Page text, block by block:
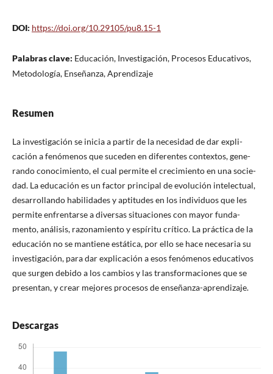
DOI: https://doi.org/10.29105/pu8.15-1
Palabras clave: Educación, Investigación, Procesos Educativos,
Metodología, Enseñanza, Aprendizaje
Resumen
La investigación se inicia a partir de la necesidad de dar expli-
cación a fenómenos que suceden en diferentes contextos, gene-
rando conocimiento, el cual permite el crecimiento en una socie-
dad. La educación es un factor principal de evolución intelectual,
desarrollando habilidades y aptitudes en los individuos que les
permite enfrentarse a diversas situaciones con mayor funda-
mento, análisis, razonamiento y espíritu crítico. La práctica de la
educación no se mantiene estática, por ello se hace necesaria su
investigación, para dar explicación a esos fenómenos educativos
que surgen debido a los cambios y las transformaciones que se
presentan, y crear mejores procesos de enseñanza-aprendizaje.
Descargas